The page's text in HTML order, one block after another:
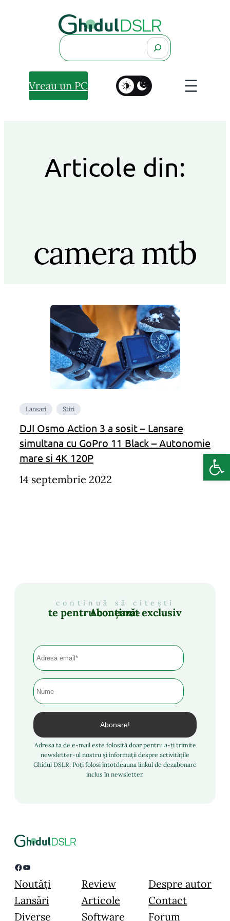
Search
Vreau un PC
Articole din:
camera mtb
Lansari Stiri
DJI Osmo Action 3 a sosit – Lansare
simultana cu GoPro 11 Black – Autonomie
mare si 4K 120P
14 septembrie 2022
continuă să citești
Abonează-te pentru conținut exclusiv
Adresa ta de e-mail este folosită doar pentru a-ți trimite
newsletter-ul nostru și informații despre activitățile
Ghidul DSLR. Poți folosi întotdeauna linkul de dezabonare
inclus în newsletter.
Facebook YouTube
Noutăți
Lansări
Diverse
Review
Articole
Software
Despre autor
Contact
Forum